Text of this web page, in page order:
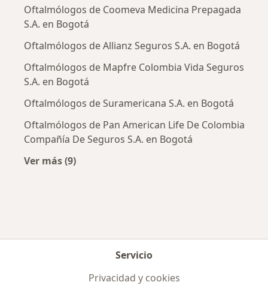
Oftalmólogos de Coomeva Medicina Prepagada
S.A. en Bogotá
Oftalmólogos de Allianz Seguros S.A. en Bogotá
Oftalmólogos de Mapfre Colombia Vida Seguros
S.A. en Bogotá
Oftalmólogos de Suramericana S.A. en Bogotá
Oftalmólogos de Pan American Life De Colombia
Compañía De Seguros S.A. en Bogotá
Ver más (9)
Servicio
Privacidad y cookies